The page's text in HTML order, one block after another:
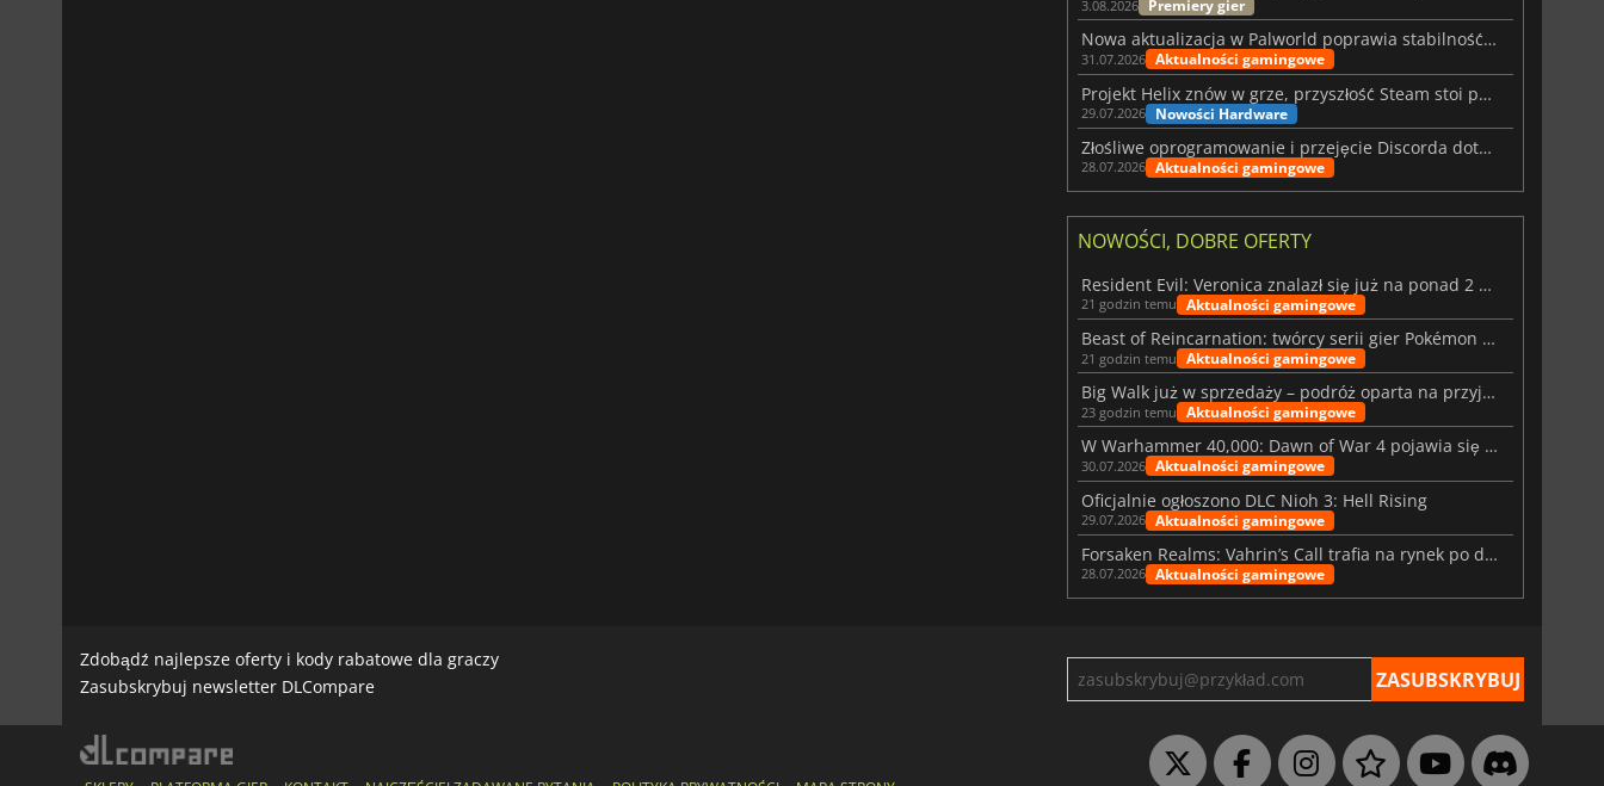
3.08.2026 Premiery gier
Nowa aktualizacja w Palworld poprawia stabilność Sunreach i walk z bossami
31.07.2026 Aktualności gamingowe
Projekt Helix znów w grze, przyszłość Steam stoi pod znakiem zapytania
29.07.2026 Nowości Hardware
Złośliwe oprogramowanie i przejęcie Discorda dotknęły Meccha Chameleon
28.07.2026 Aktualności gamingowe
NOWOŚCI, DOBRE OFERTY
Resident Evil: Veronica znalazł się już na ponad 2 milionach list życzeń
21 godzin temu Aktualności gamingowe
Beast of Reincarnation: twórcy serii gier Pokémon wkraczają na nową ścieżkę
21 godzin temu Aktualności gamingowe
Big Walk już w sprzedaży – podróż oparta na przyjaźni
23 godzin temu Aktualności gamingowe
W Warhammer 40,000: Dawn of War 4 pojawia się frakcja Nekronów
30.07.2026 Aktualności gamingowe
Oficjalnie ogłoszono DLC Nioh 3: Hell Rising
29.07.2026 Aktualności gamingowe
Forsaken Realms: Vahrin’s Call trafia na rynek po dziesięciu latach prac
28.07.2026 Aktualności gamingowe
Zdobądź najlepsze oferty i kody rabatowe dla graczy
Zasubskrybuj newsletter DLCompare